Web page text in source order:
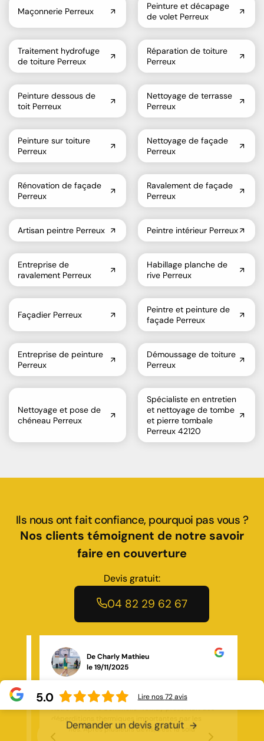
Maçonnerie Perreux
Peinture et décapage
de volet Perreux
Traitement hydrofuge
de toiture Perreux
Réparation de toiture
Perreux
Peinture dessous de
toit Perreux
Nettoyage de terrasse
Perreux
Peinture sur toiture
Perreux
Nettoyage de façade
Perreux
Rénovation de façade
Perreux
Ravalement de façade
Perreux
Artisan peintre Perreux Peintre intérieur Perreux
Entreprise de
ravalement Perreux
Habillage planche de
rive Perreux
Façadier Perreux
Peintre et peinture de
façade Perreux
Entreprise de peinture
Perreux
Démoussage de toiture
Perreux
Nettoyage et pose de
chéneau Perreux
Spécialiste en entretien
et nettoyage de tombe
et pierre tombale
Perreux 42120
Ils nous ont fait confiance, pourquoi pas vous ?
Nos clients témoignent de notre savoir
faire en couverture
Devis gratuit:
04 82 29 62 67
De Dd R
le 19/10/2025
impeccable ! J’étais bloqué devant chez moi un
dimanche soir, et le serrurier est arrivé en moins de 30
minutes. Travail rapide, propre, et avec le sourire. Je
Demander un devis gratuit
5.0 Lire nos72avis